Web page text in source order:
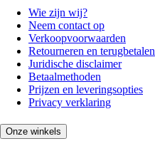
Wie zijn wij?
Neem contact op
Verkoopvoorwaarden
Retourneren en terugbetalen
Juridische disclaimer
Betaalmethoden
Prijzen en leveringsopties
Privacy verklaring
Onze winkels